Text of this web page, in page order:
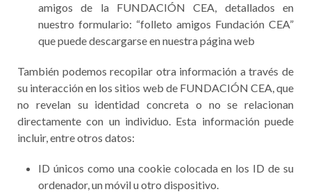
amigos de la FUNDACIÓN CEA, detallados en
nuestro formulario: “folleto amigos Fundación CEA”
que puede descargarse en nuestra página web
También podemos recopilar otra información a través de
su interacción en los sitios web de FUNDACIÓN CEA, que
no revelan su identidad concreta o no se relacionan
directamente con un individuo. Esta información puede
incluir, entre otros datos:
ID únicos como una cookie colocada en los ID de su
ordenador, un móvil u otro dispositivo.